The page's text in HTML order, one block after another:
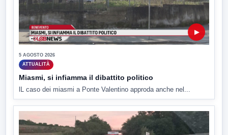
▶
5 AGOSTO 2026
ATTUALITÀ
Miasmi, si infiamma il dibattito politico
lL caso dei miasmi a Ponte Valentino approda anche nel...